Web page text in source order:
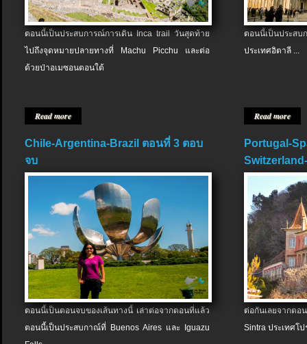
ตอนนี้เป็นประสบการณ์การเดิน Inca trail วันสุดท้าย
ไปถึงจุดหมายปลายทางที่ Machu Picchu และต่อ
ด้วยป่าอเมซอนตอนใต้
Read more
ตอนนี้เป็นประส
ประเทศอิตาลี ...
Read more
Chile-Argentina-Brazil ตอนที่ 3 ตอบ
จบ
ตอนนี้เป็นตอนจบของเส้นทางนี้ เล่าต่อจากตอนที่แล้ว
ตอนนี้เป็นประสบกาณ์ที่ Buenos Aires และ Iguazu
Portugal-
ต่อกันเลยจากต
Sintra ประเทศโป